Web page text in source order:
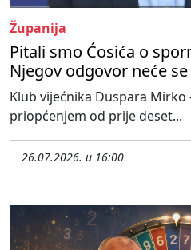
Županija
Pitali smo Ćosića o
Njegov odgovor neće
Klub vijećnika Duspara Mirko
priopćenjem od prije deset...
26.07.2026. u 16:00